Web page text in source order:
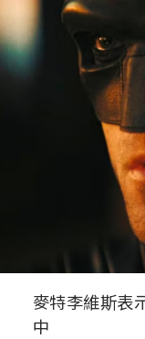
麥特李維斯表
中